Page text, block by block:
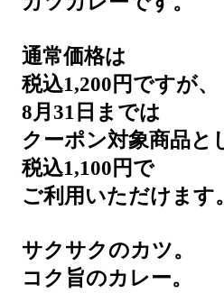
通常価格は
税込1,200円ですが、
8月31日までは
クーポン対象商品と
税込1,100円で
ご利用いただけます。
サクサクのカツ。
コク旨のカレー。